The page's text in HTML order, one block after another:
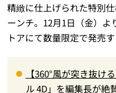
精緻に仕上げられた特別
ーンチ。12月1日（金）よ
トアにて数量限定で発売す
【360°風が突き抜け
ル 4D」を編集長が絶